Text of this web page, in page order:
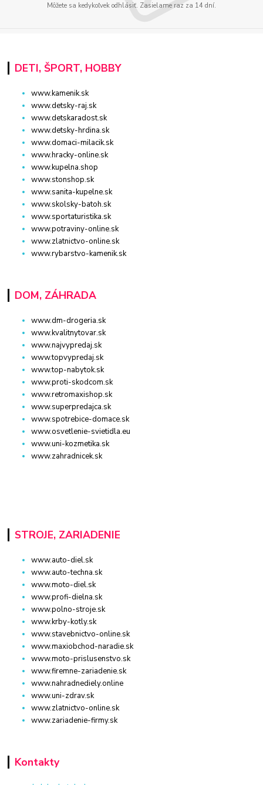
Môžete sa kedykoľvek odhlásiť. Zasielame raz za 14 dní.
DETI, ŠPORT, HOBBY
www.kamenik.sk
www.detsky-raj.sk
www.detskaradost.sk
www.detsky-hrdina.sk
www.domaci-milacik.sk
www.hracky-online.sk
www.kupelna.shop
www.stonshop.sk
www.sanita-kupelne.sk
www.skolsky-batoh.sk
www.sportaturistika.sk
www.potraviny-online.sk
www.zlatnictvo-online.sk
www.rybarstvo-kamenik.sk
DOM, ZÁHRADA
www.dm-drogeria.sk
www.kvalitnytovar.sk
www.najvypredaj.sk
www.topvypredaj.sk
www.top-nabytok.sk
www.proti-skodcom.sk
www.retromaxishop.sk
www.superpredajca.sk
www.spotrebice-domace.sk
www.osvetlenie-svietidla.eu
www.uni-kozmetika.sk
www.zahradnicek.sk
STROJE, ZARIADENIE
www.auto-diel.sk
www.auto-techna.sk
www.moto-diel.sk
www.profi-dielna.sk
www.polno-stroje.sk
www.krby-kotly.sk
www.stavebnictvo-online.sk
www.maxiobchod-naradie.sk
www.moto-prislusenstvo.sk
www.firemne-zariadenie.sk
www.nahradnediely.online
www.uni-zdrav.sk
www.zlatnictvo-online.sk
www.zariadenie-firmy.sk
Kontakty